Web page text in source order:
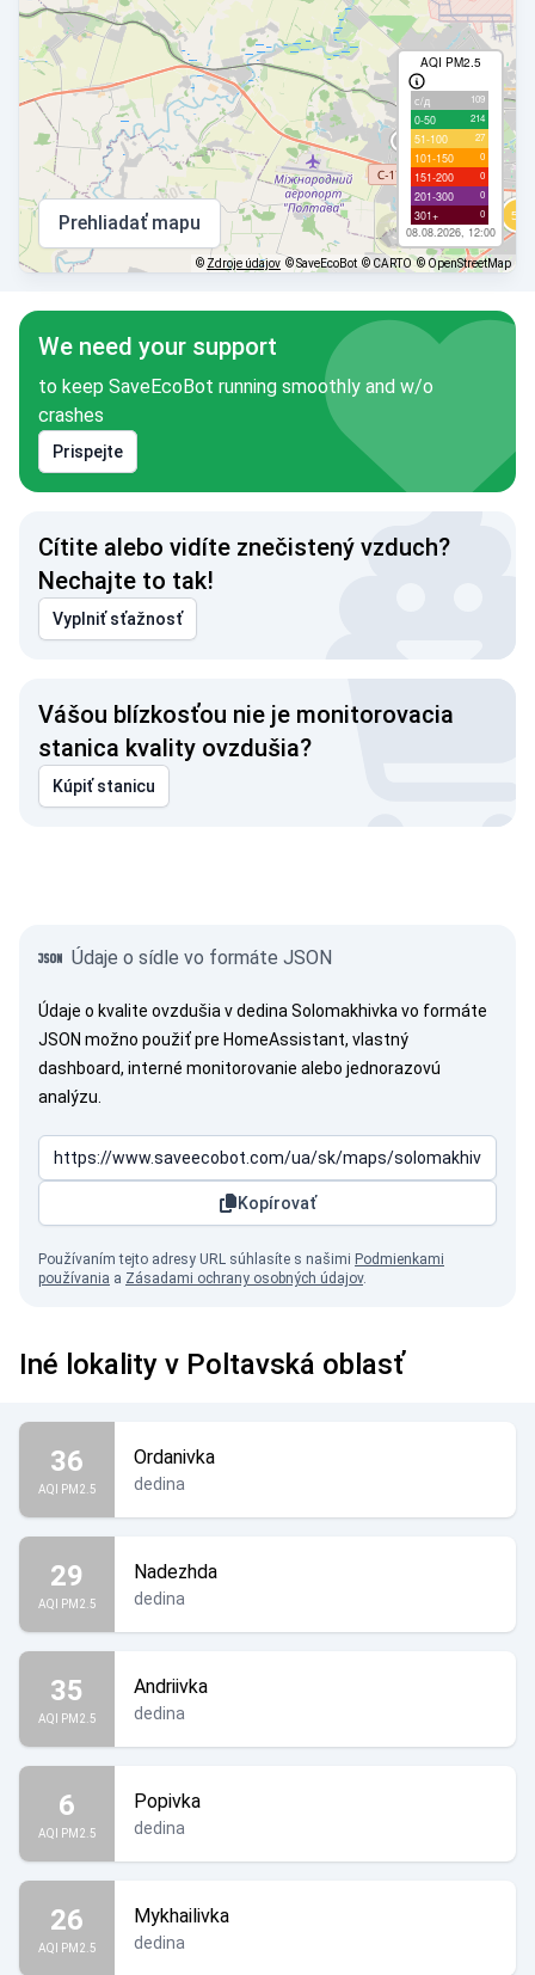
AQI PM2.5
с/д 109
0-50 214
51-100 27
101-150 0
151-200 0
201-300 0
301+ 0
08.08.2026, 12:00
Prehliadať mapu
© Zdroje údajov © SaveEcoBot © CARTO © OpenStreetMap
We need your support
to keep SaveEcoBot running smoothly and w/o
crashes
Prispejte
Cítite alebo vidíte znečistený vzduch?
Nechajte to tak!
Vyplniť sťažnosť
Vášou blízkosťou nie je monitorovacia
stanica kvality ovzdušia?
Kúpiť stanicu
Údaje o sídle vo formáte JSON
Údaje o kvalite ovzdušia v dedina Solomakhivka vo formáte
JSON možno použiť pre HomeAssistant, vlastný
dashboard, interné monitorovanie alebo jednorazovú
analýzu.
Kopírovať
Používaním tejto adresy URL súhlasíte s našimi Podmienkami
používania a Zásadami ochrany osobných údajov.
Iné lokality v Poltavská oblasť
36
AQI PM2.5
Ordanivka
dedina
29
AQI PM2.5
Nadezhda
dedina
35
AQI PM2.5
Andriivka
dedina
6
AQI PM2.5
Popivka
dedina
26
AQI PM2.5
Mykhailivka
dedina